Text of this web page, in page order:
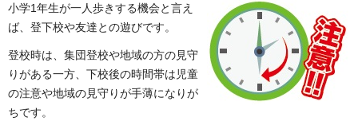
小学1年生が一人歩きする機会と言え
ば、登下校や友達との遊びです。
登校時は、集団登校や地域の方の見守
りがある一方、下校後の時間帯は児童
の注意や地域の見守りが手薄になりが
ちです。